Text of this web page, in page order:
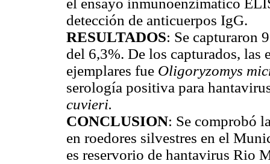
el ensayo inmunoenzimático
detección de anticuerpos IgG.
RESULTADOS: Se capturaron
del 6,3%. De los capturados, las
ejemplares fue Oligoryzomys
serología positiva para
cuvieri.
CONCLUSION: Se comprobó
en roedores silvestres en el
es reservorio de hantavirus Rio